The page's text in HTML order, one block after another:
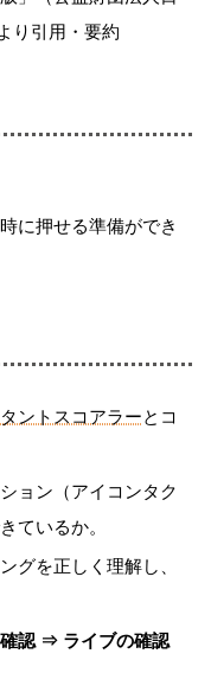
り引用・要約
に押せる準備ができ
ントスコアラーとコ
ョン（アイコンタク
ているか。
グを正しく理解し、
確認 ⇒ ライブの確認